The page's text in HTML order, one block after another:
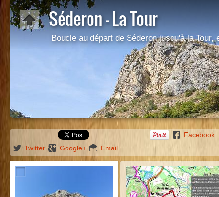
Séderon - La Tour
Boucle au départ de Séderon jusqu'à la
Facebook
Twitter
Google+ Email